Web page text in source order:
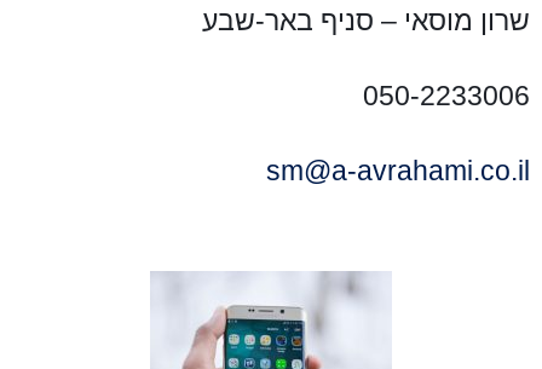
שרון מוסאי – סניף באר-שבע
050-2233006
sm@a-avrahami.co.il